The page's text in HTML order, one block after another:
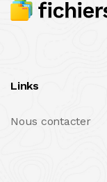
Links
Nous contacter